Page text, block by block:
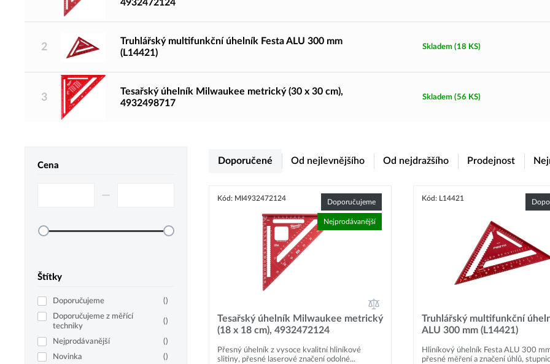
4932472124
2
Truhlářský multifunkční úhelník Festa ALU 300 mm
(L14421)
Skladem(18 KS)
3
Tesařský úhelník Milwaukee metrický (30 x 30 cm),
4932498717
Skladem(56 KS)
Cena
–⁠
Štítky
Doporučujeme ()
Doporučujeme z měřící
techniky
()
Nejprodávanější ()
Novinka
()
Doporučené Od nejlevnějšího Od nejdražšího Prodejnost
Kód: MI4932472124 Doporučujeme
Nejprodávanější
Tesařský úhelník Milwaukee metrický
(18 x 18 cm), 4932472124
Přesný úhelník z vysoce kvalitní hliníkové
slitiny, přesné laserové značení odolné...
Kód: L14421
Truhlářský multifunkční
ALU 300 mm (L14421)
Hliníkový úhelník Festa ALU 300
přesné měření a značení úhlů,